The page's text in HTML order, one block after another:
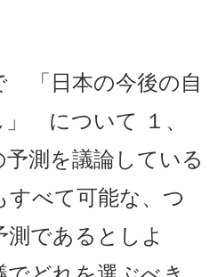
「日本の今後の自
」 について １、
測を議論している
すべて可能な、つ
測であるとしよ